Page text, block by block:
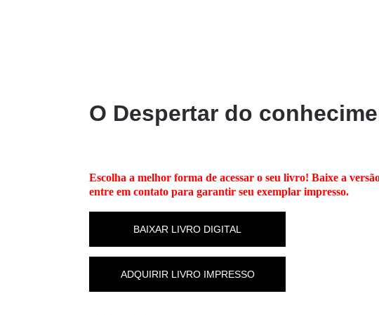
O Despertar do
Escolha a melhor forma de acessar o seu livro! Baixe a
entre em contato para garantir seu exemplar impresso.
BAIXAR LIVRO DIGITAL
ADQUIRIR LIVRO IMPRESSO